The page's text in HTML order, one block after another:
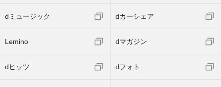
dミュージック dカーシェア
Lemino dマガジン
dヒッツ dフォト